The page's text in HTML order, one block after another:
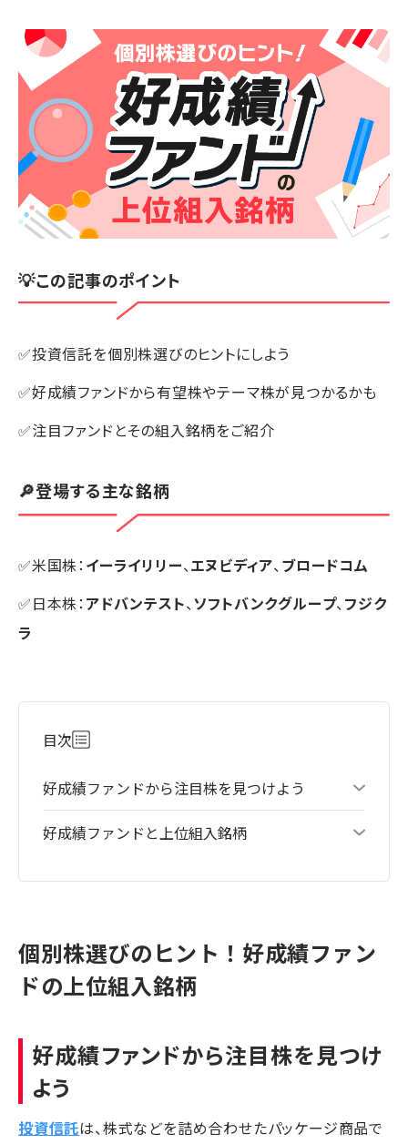
💡この記事のポイント
✅投資信託を個別株選びのヒントにしよう
✅好成績ファンドから有望株やテーマ株が見つかるかも
✅注目ファンドとその組入銘柄をご紹介
🔎登場する主な銘柄
✅米国株：イーライリリー、エヌビディア、ブロードコム
✅日本株：アドバンテスト、ソフトバンクグループ、フジク
ラ
目次
好成績ファンドから注目株を見つけよう
好成績ファンドと上位組入銘柄
個別株選びのヒント！好成績ファン
ドの上位組入銘柄
好成績ファンドから注目株を見つけ
よう
投資信託は、株式などを詰め合わせたパッケージ商品で